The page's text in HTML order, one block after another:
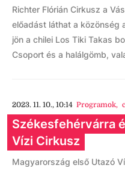
Richter Flórián Cirkusz a
előadást láthat a közönség
jön a chilei Los Tiki Takas
Csoport és a halálgömb,
2023. 11. 10., 10:14 Programok,
Székesfehérvárra
Vízi Cirkusz
Magyarország első Utazó